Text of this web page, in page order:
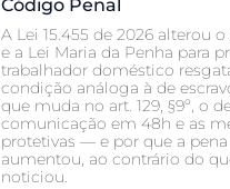
Código Penal
A Lei 15.455 de 2026 alterou
e a Lei Maria da Penha para
trabalhador doméstico
condição análoga à de
que muda no art. 129, §9º, o
comunicação em 48h e as
protetivas — e por que a pena
aumentou, ao contrário do
noticiou.